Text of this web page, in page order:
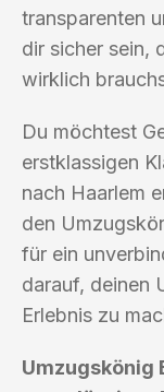
transparenten
dir sicher sein,
wirklich
Du möchtest
erstklassigen
nach Haarlem
den
für ein
darauf, deinen
Erlebnis zu
Umzugskönig